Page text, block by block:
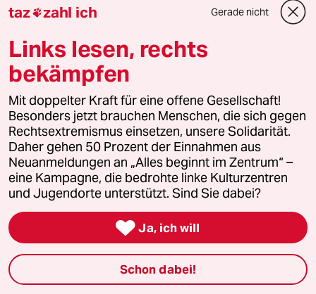
Downloads für Abonnierende
© 2026 taz Verlags und Vertriebs GmbH
Alle Rechte vorbehalten. Bei rechtlichen Fragen oder für Genehmigungen
wenden Sie sich bitte an lizenzen@taz.de
Feedback Redaktionsstatut Kommune-Richtlinien
Leitlinie Informant Datenschutz Impressum AGB
Seitenwende Einwilligungen widerrufen (Ads)
taz zahl ich Gerade nicht
Links lesen, rechts
bekämpfen
Mit doppelter Kraft für eine offene Gesellschaft!
Besonders jetzt brauchen Menschen, die sich gegen
Rechtsextremismus einsetzen, unsere Solidarität.
Daher gehen 50 Prozent der Einnahmen aus
Neuanmeldungen an „Alles beginnt im Zentrum“ –
eine Kampagne, die bedrohte linke Kulturzentren
und Jugendorte unterstützt. Sind Sie dabei?
 Ja, ich will
Schon dabei!